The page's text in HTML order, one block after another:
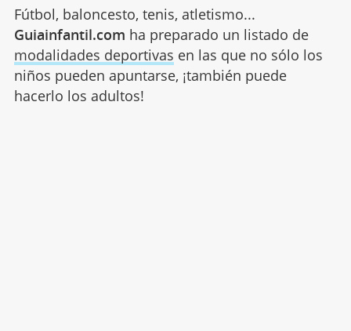
Fútbol, baloncesto, tenis, atletismo...
Guiainfantil.com ha preparado un listado de
modalidades deportivas en las que no sólo los
niños pueden apuntarse, ¡también puede
hacerlo los adultos!